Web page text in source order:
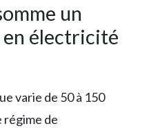
un
en électricité
varie de 50 à 150
régime de